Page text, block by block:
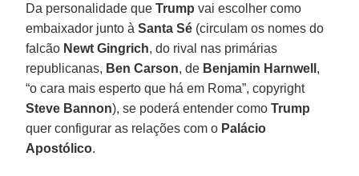
Da personalidade queTrump vai escolher como
embaixador junto àSanta Sé (circulam os nomes do
falcão Newt Gingrich, do rival nas primárias
republicanas, Ben Carson, de Benjamin Harnwell ,
“o cara mais esperto que há em Roma”, copyright
Steve Bannon), se poderá entender comoTrump
quer configurar as relações com o Palácio
Apostólico.